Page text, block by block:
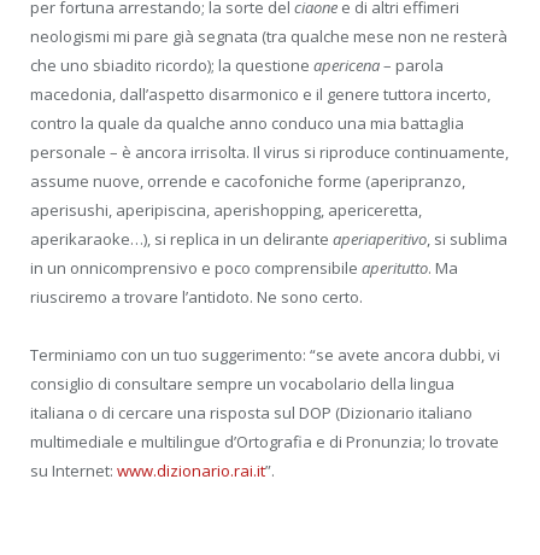
per fortuna arrestando; la sorte del ciaone e di altri effimeri
neologismi mi pare già segnata (tra qualche mese non ne resterà
che uno sbiadito ricordo); la questione apericena– parola
macedonia, dall’aspetto disarmonico e il genere tuttora incerto,
contro la quale da qualche anno conduco una mia battaglia
personale – è ancora irrisolta. Il virus si riproduce continuamente,
assume nuove, orrende e cacofoniche forme (aperipranzo,
aperisushi, aperipiscina, aperishopping, apericeretta,
aperikaraoke…), si replica in un delirante aperiaperitivo , si sublima
in un onnicomprensivo e poco comprensibile aperitutto. Ma
riusciremo a trovare l’antidoto. Ne sono certo.
Terminiamo con un tuo suggerimento: “se avete ancora dubbi, vi
consiglio di consultare sempre un vocabolario della lingua
italiana o di cercare una risposta sul DOP (Dizionario italiano
multimediale e multilingue d’Ortografia e di Pronunzia; lo trovate
su Internet: www.dizionario.rai.it”.